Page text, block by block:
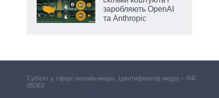
заробляють OpenAI
та Anthropic
Cуб'єкт у сфері онлайн-медіа. Ідентифікатор медіа – R40-
05063